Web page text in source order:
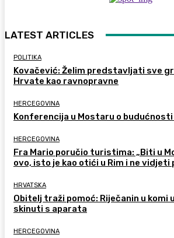
LATEST ARTICLES
POLITIKA
Kovačević: Želim predstavljati sve
Hrvate kao ravnopravne
HERCEGOVINA
Konferencija u Mostaru o budućnosti
HERCEGOVINA
Fra Mario poručio turistima: „Biti u
ovo, isto je kao otići u Rim i ne vidjeti
HRVATSKA
Obitelj traži pomoć: Riječanin u komi
skinuti s aparata
HERCEGOVINA